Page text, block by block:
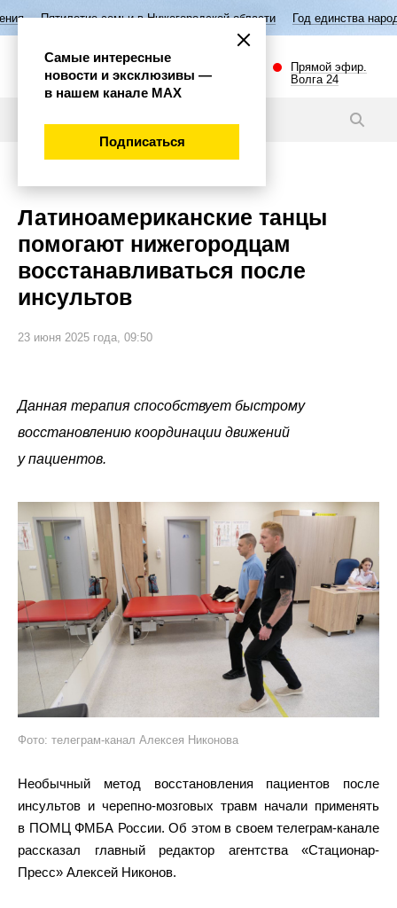
семьи в Нижегородской области Год единства народов России
Прямой эфир.
Волга 24
Латиноамериканские танцы
помогают нижегородцам
восстанавливаться после
инсультов
23 июня 2025 года, 09:50
Данная терапия способствует быстрому
восстановлению координации движений
у пациентов.
Фото: телеграм-канал Алексея Никонова
Необычный метод восстановления пациентов после
инсультов и черепно-мозговых травм начали применять
в ПОМЦ ФМБА России. Об этом в своем телеграм-канале
рассказал главный редактор агентства «Стационар-
Пресс» Алексей Никонов.
Самые интересные
новости и эксклюзивы —
в нашем канале МАХ
Подписаться